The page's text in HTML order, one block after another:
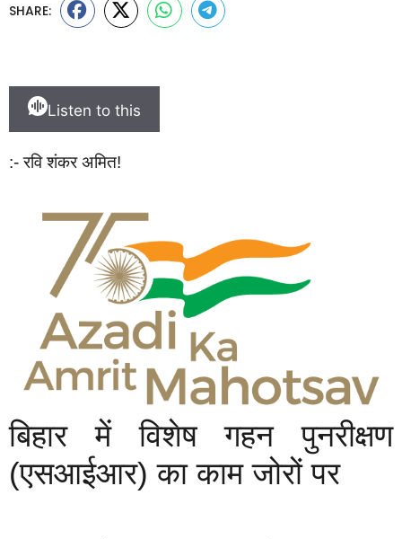
SHARE:
Listen to this
:- रवि शंकर अमित!
बिहार में विशेष गहन पुनरीक्षण
(एसआईआर) का काम जोरों पर